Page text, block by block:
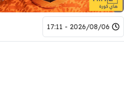
2026/08/06 - 17:11